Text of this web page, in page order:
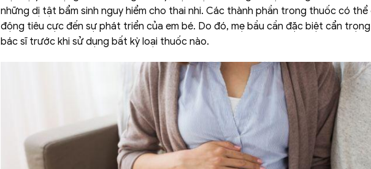
những dị tật bẩm sinh nguy hiểm cho thai nhi. Các thành phần trong thuốc có
động tiêu cực đến sự phát triển của em bé. Do đó, mẹ bầu cần đặc biệt cẩn
bác sĩ trước khi sử dụng bất kỳ loại thuốc nào.